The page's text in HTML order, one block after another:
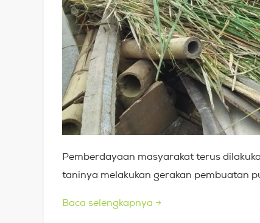
Pemberdayaan masyarakat terus
taninya melakukan gerakan pembuatan
Baca selengkapnya →